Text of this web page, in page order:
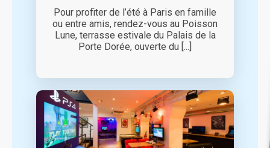
Pour profiter de l’été à Paris en famille
ou entre amis, rendez-vous au Poisson
Lune, terrasse estivale du Palais de la
Porte Dorée, ouverte du [...]